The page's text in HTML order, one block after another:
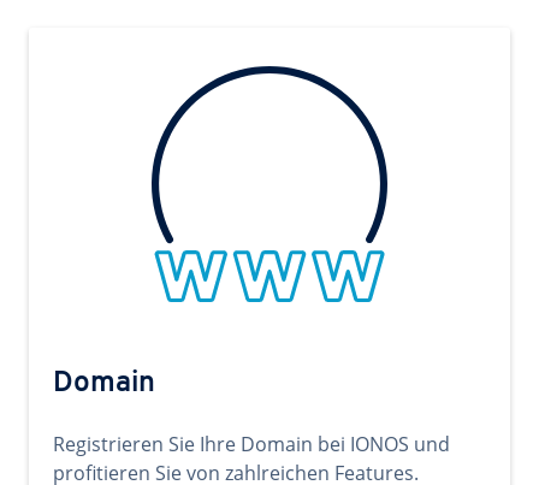
Domain
Registrieren Sie Ihre Domain bei IONOS und
profitieren Sie von zahlreichen Features.